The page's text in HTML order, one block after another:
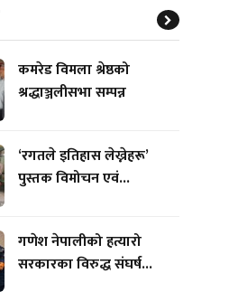
कमरेड विमला श्रेष्ठको
श्रद्धाञ्जलीसभा सम्पन्न
‘रगतले इतिहास लेख्नेहरू’
पुस्तक विमोचन एवं...
गणेश नेपालीको हत्यारो
सरकारका विरुद्ध संघर्ष...